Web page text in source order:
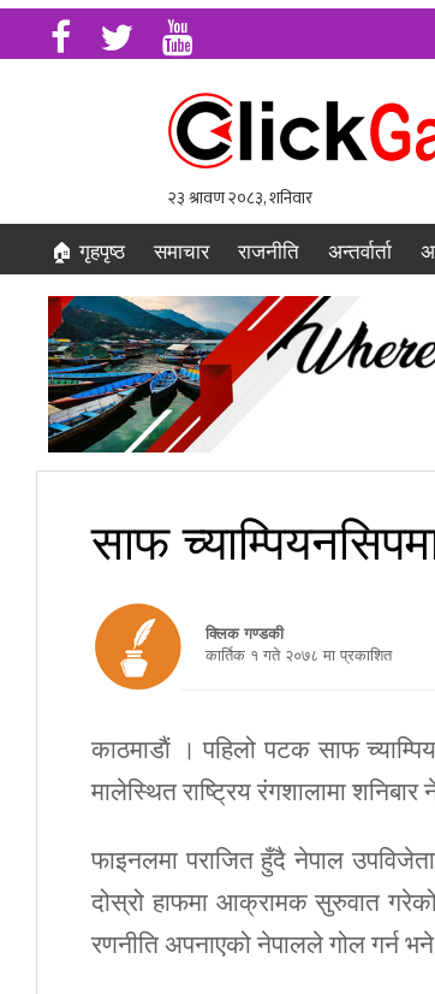
🏠 गृहपृष्ठ समाचार राजनीति अन्तर्वार्ता
साफ
क्लिक गण्डकी
कार्तिक १ गते २०७८ मा प्रकाशित
काठमाडाैं । पहिलो पटक साफ
मालेस्थित राष्ट्रिय रंगशालामा
फाइनलमा पराजित हुँदै नेपाल
दोस्रो हाफमा आक्रामक सुरुवात
रणनीति अपनाएको नेपालले गोल गर्न